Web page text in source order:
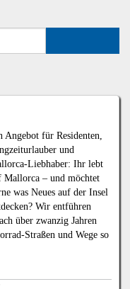
Angebot für Residenten,
und
Liebhaber: Ihr lebt
Mallorca – und möchtet
was Neues auf der Insel
Wir entführen
über zwanzig Jahren
Straßen und Wege so